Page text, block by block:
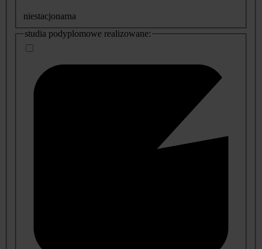
niestacjonarna
studia podyplomowe realizowane: